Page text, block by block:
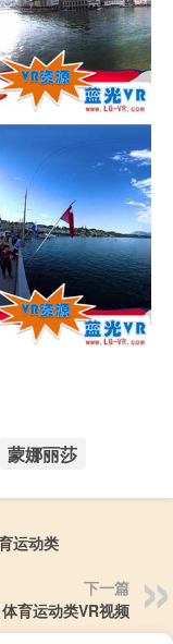
蒙娜丽莎
运动类
下一篇
育运动类VR视频